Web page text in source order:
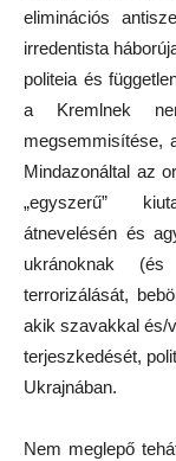
eliminációs
irredentista
politeia és
a Kremlnek
megsemmisítése,
Mindazonáltal az
„egyszerű”
átnevelésén és
ukránoknak
terrorizálását,
akik szavakkal és/
terjeszkedését,
Ukrajnában.
Nem meglepő